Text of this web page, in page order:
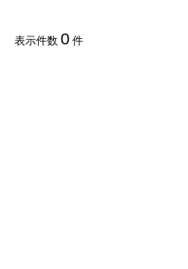
表示件数 0 件